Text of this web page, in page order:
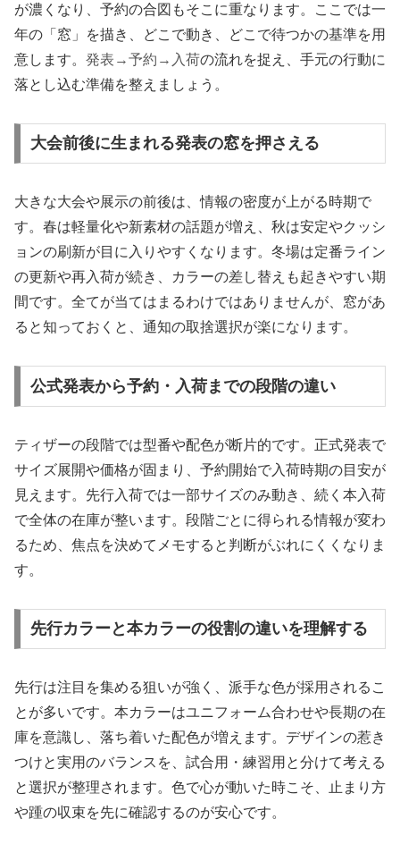
が濃くなり、予約の合図もそこに重なります。ここでは一
年の「窓」を描き、どこで動き、どこで待つかの基準を用
意します。 発表→予約→入荷の流れを捉え、手元の行動に
落とし込む準備を整えましょう。
大会前後に生まれる発表の窓を押さえる
大きな大会や展示の前後は、情報の密度が上がる時期で
す。春は軽量化や新素材の話題が増え、秋は安定やクッシ
ョンの刷新が目に入りやすくなります。冬場は定番ライン
の更新や再入荷が続き、カラーの差し替えも起きやすい期
間です。全てが当てはまるわけではありませんが、窓があ
ると知っておくと、通知の取捨選択が楽になります。
公式発表から予約・入荷までの段階の違い
ティザーの段階では型番や配色が断片的です。正式発表で
サイズ展開や価格が固まり、予約開始で入荷時期の目安が
見えます。先行入荷では一部サイズのみ動き、続く本入荷
で全体の在庫が整います。段階ごとに得られる情報が変わ
るため、焦点を決めてメモすると判断がぶれにくくなりま
す。
先行カラーと本カラーの役割の違いを理解する
先行は注目を集める狙いが強く、派手な色が採用されるこ
とが多いです。本カラーはユニフォーム合わせや長期の在
庫を意識し、落ち着いた配色が増えます。デザインの惹き
つけと実用のバランスを、試合用・練習用と分けて考える
と選択が整理されます。色で心が動いた時こそ、止まり方
や踵の収束を先に確認するのが安心です。